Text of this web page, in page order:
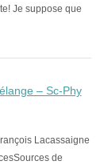
Je suppose que
– Sc-Phy
Lacassaigne
de